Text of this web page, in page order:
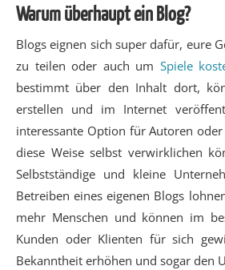
Warum überhaupt ein Blog?
Blogs eignen sich super dafür, eure
zu teilen oder auch um Spiele
bestimmt über den Inhalt dort,
erstellen und im Internet
interessante Option für Autoren
diese Weise selbst verwirklichen
Selbstständige und kleine
Betreiben eines eigenen Blogs
mehr Menschen und können im
Kunden oder Klienten für sich
Bekanntheit erhöhen und sogar den